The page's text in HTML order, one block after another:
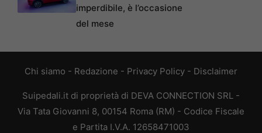
imperdibile, è l’occasione
del mese
Chi siamo - Redazione - Privacy Policy - Disclaimer
Suipedali.it di proprietà di DEVA CONNECTION SRL -
Via Tata Giovanni 8, 00154 Roma (RM) - Codice Fiscale
e Partita I.V.A. 12658471003